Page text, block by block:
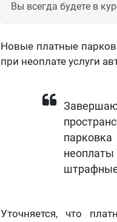
Вы всегда будете в
Новые платные
при неоплате услуги
штрафные
Уточняется, что